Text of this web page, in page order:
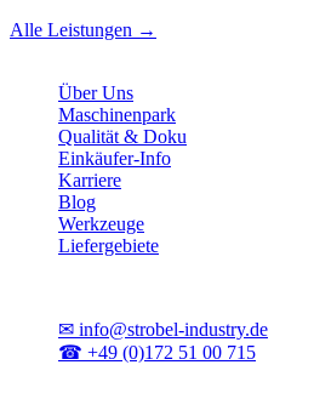
Alle Leistungen →
Über Uns
Maschinenpark
Qualität & Doku
Einkäufer-Info
Karriere
Blog
Werkzeuge
Liefergebiete
✉ info@strobel-industry.de
☎ +49 (0)172 51 00 715